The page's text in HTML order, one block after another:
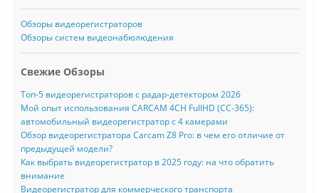
Обзоры видеорегистраторов
Обзоры систем видеонабюлюдения
Свежие Обзоры
Топ-5 видеорегистраторов с радар-детектором 2026
Мой опыт использования CARCAM 4CH FullHD (CC-365):
автомобильный видеорегистратор с 4 камерами
Обзор видеорегистратора Carcam Z8 Pro: в чем его отличие от
предыдущей модели?
Как выбрать видеорегистратор в 2025 году: на что обратить
внимание
Видеорегистратор для коммерческого транспорта